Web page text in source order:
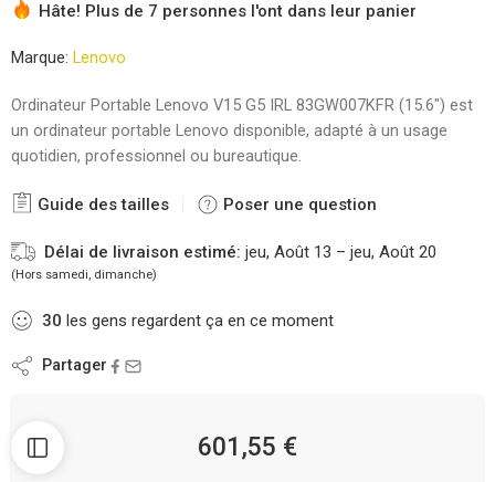
Hâte! Plus de 7 personnes l'ont dans leur panier
Marque: Lenovo
Ordinateur Portable Lenovo V15 G5 IRL 83GW007KFR (15.6″) est
un ordinateur portable Lenovo disponible, adapté à un usage
quotidien, professionnel ou bureautique.
Guide des tailles Poser une question
Délai de livraison estimé: jeu, Août 13 – jeu, Août 20
(Hors samedi, dimanche)
30 les gens regardent ça en ce moment
Partager
601,55 €